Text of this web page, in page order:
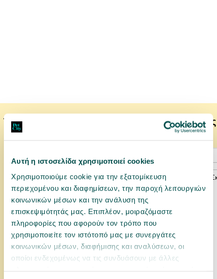
Αυτή η ιστοσελίδα χρησιμοποιεί cookies
Χρησιμοποιούμε cookie για την εξατομίκευση
περιεχομένου και διαφημίσεων, την παροχή λειτουργιών
κοινωνικών μέσων και την ανάλυση της
επισκεψιμότητάς μας. Επιπλέον, μοιραζόμαστε
πληροφορίες που αφορούν τον τρόπο που
χρησιμοποιείτε τον ιστότοπό μας με συνεργάτες
κοινωνικών μέσων, διαφήμισης και αναλύσεων, οι
οποίοι ενδεχομένως να τις συνδυάσουν με άλλες
Το κατοικίδιό σας μπορεί να προτιμάει επίσης